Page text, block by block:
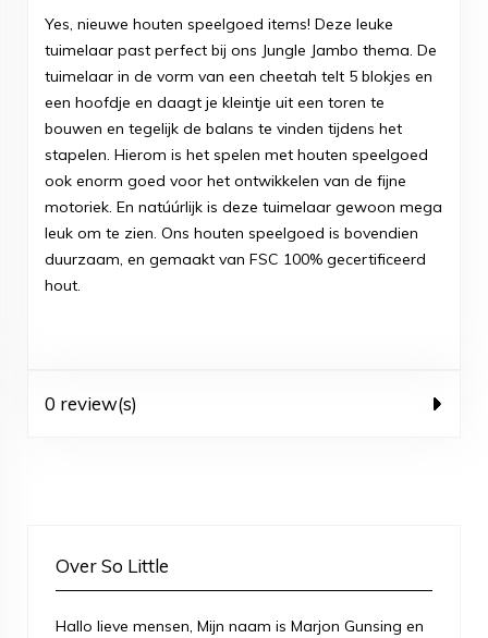
Yes, nieuwe houten speelgoed items! Deze leuke
tuimelaar past perfect bij ons Jungle Jambo thema. De
tuimelaar in de vorm van een cheetah telt 5 blokjes en
een hoofdje en daagt je kleintje uit een toren te
bouwen en tegelijk de balans te vinden tijdens het
stapelen. Hierom is het spelen met houten speelgoed
ook enorm goed voor het ontwikkelen van de fijne
motoriek. En natúúrlijk is deze tuimelaar gewoon mega
leuk om te zien. Ons houten speelgoed is bovendien
duurzaam, en gemaakt van FSC 100% gecertificeerd
hout.
0 review(s)
Over So Little
Hallo lieve mensen, Mijn naam is Marjon Gunsing en